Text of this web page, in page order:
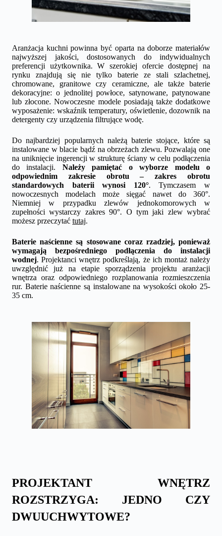
Aranżacja kuchni powinna być oparta na doborze materiałów
najwyższej jakości, dostosowanych do indywidualnych
preferencji użytkownika. W szerokiej ofercie dostępnej na
rynku znajdują się nie tylko baterie ze stali szlachetnej,
chromowane, granitowe czy ceramiczne, ale także baterie
dekoracyjne: o jednolitej powłoce, satynowane, patynowane
lub złocone. Nowoczesne modele posiadają także dodatkowe
wyposażenie: wskaźnik temperatury, oświetlenie, dozownik na
detergenty czy urządzenia filtrujące wodę.
Do najbardziej popularnych należą baterie stojące, które są
instalowane w blacie bądź na obrzeżach zlewu. Pozwalają one
na uniknięcie ingerencji w strukturę ściany w celu podłączenia
do instalacji. Należy pamiętać o wyborze modelu o
odpowiednim zakresie obrotu – zakres obrotu
standardowych baterii wynosi 120°. Tymczasem w
nowoczesnych modelach może sięgać nawet do 360°.
Niemniej w przypadku zlewów jednokomorowych w
zupełności wystarczy zakres 90°. O tym jaki zlew wybrać
możesz przeczytać tutaj.
Baterie naścienne są stosowane coraz rzadziej, ponieważ
wymagają bezpośredniego podłączenia do instalacji
wodnej. Projektanci wnętrz podkreślają, że ich montaż należy
uwzględnić już na etapie sporządzenia projektu aranżacji
wnętrza oraz odpowiedniego rozplanowania rozmieszczenia
rur. Baterie naścienne są instalowane na wysokości około 25-
35 cm.
PROJEKTANT WNĘTRZ
ROZSTRZYGA: JEDNO CZY
DWUUCHWYTOWE?